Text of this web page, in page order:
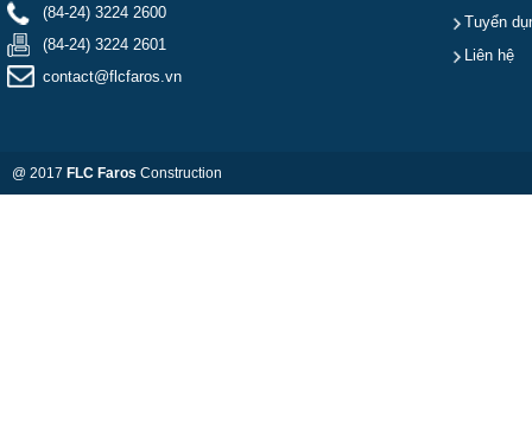
(84-24) 3224 2600
(84-24) 3224 2601
contact@flcfaros.vn
Tuyển
Liên hệ
@ 2017 FLC Faros Construction